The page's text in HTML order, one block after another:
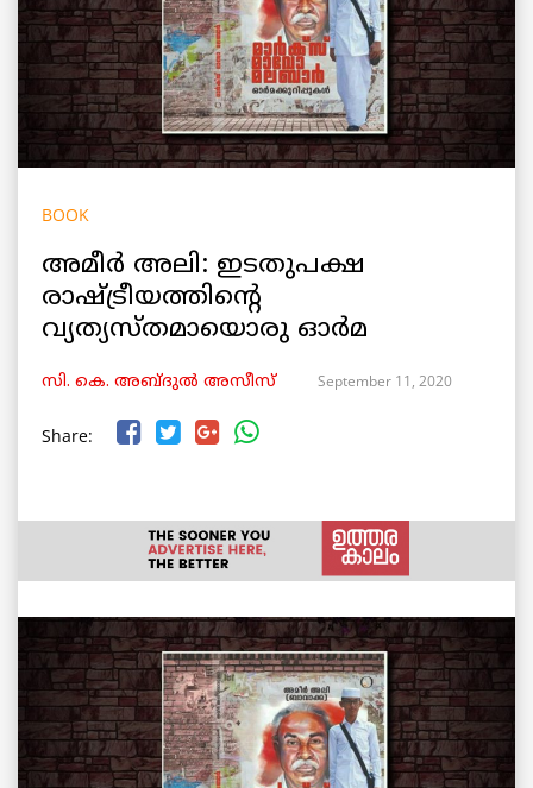
BOOK
അമീർ അലി: ഇടതുപക്ഷ
രാഷ്ട്രീയത്തിന്റെ
വ്യത്യസ്തമായൊരു ഓർമ
സി. കെ. അബ്ദുൽ അസീസ് September 11, 2020
Share: